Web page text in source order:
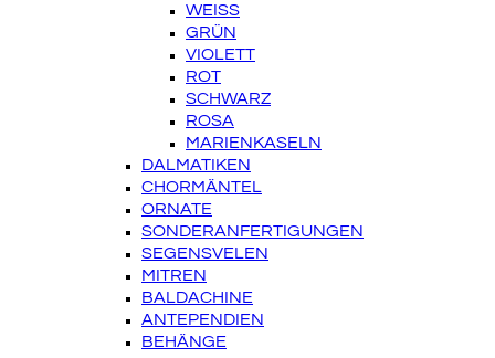
WEISS
GRÜN
VIOLETT
ROT
SCHWARZ
ROSA
MARIENKASELN
DALMATIKEN
CHORMÄNTEL
ORNATE
SONDERANFERTIGUNGEN
SEGENSVELEN
MITREN
BALDACHINE
ANTEPENDIEN
BEHÄNGE